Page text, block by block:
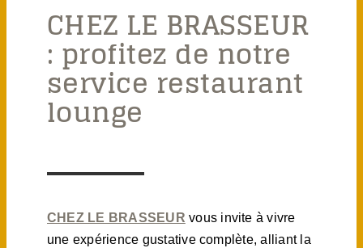
CHEZ LE BRASSEUR
: profitez de notre
service restaurant
lounge
CHEZ LE BRASSEUR vous invite à vivre
une expérience gustative complète, alliant la